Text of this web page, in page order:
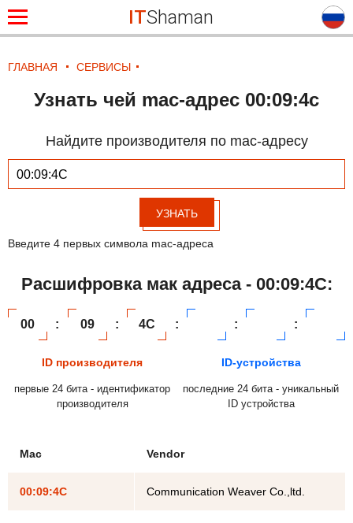
ITShaman
ГЛАВНАЯ СЕРВИСЫ
Узнать чей mac-адрес 00:09:4c
Найдите производителя по mac-адресу
УЗНАТЬ
Введите 4 первых символа mac-адреса
Расшифровка мак адреса - 00:09:4C:
00 : 09 : 4C : : :
ID производителя
первые 24 бита - идентификатор
производителя
ID-устройства
последние 24 бита - уникальный
ID устройства
Mac Vendor
00:09:4C Communication Weaver Co.,ltd.